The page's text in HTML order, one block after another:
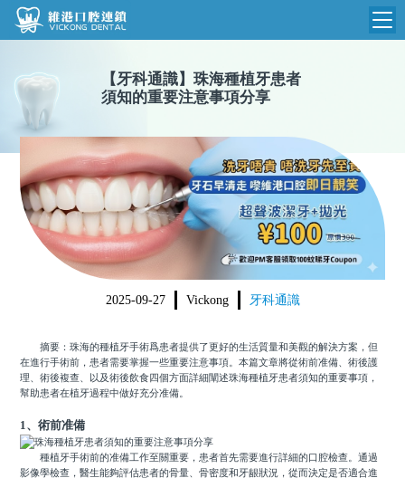
維港首頁
品牌介紹
環境設備
醫院新聞
收費標準
N
收費總表
植牙收費
根管收費
美學收費
箍牙收費
醫生團隊
門診時間
【 牙科通識】 珠海種植牙患者
須知的重要注意事項分享
2025-09-27 Vickong 牙科通識
摘要：珠海的種植牙手術爲患者提供了更好的生活質量和美觀的解決方案，但
在進行手術前，患者需要掌握一些重要注意事項。本篇文章將從術前准備、術後護
理、術後複查、以及術後飲食四個方面詳細闡述珠海種植牙患者須知的重要事項，
幫助患者在植牙過程中做好充分准備。
1、術前准備
種植牙手術前的准備工作至關重要，患者首先需要進行詳細的口腔檢查。通過
影像學檢查，醫生能夠評估患者的骨量、骨密度和牙龈狀況，從而決定是否適合進